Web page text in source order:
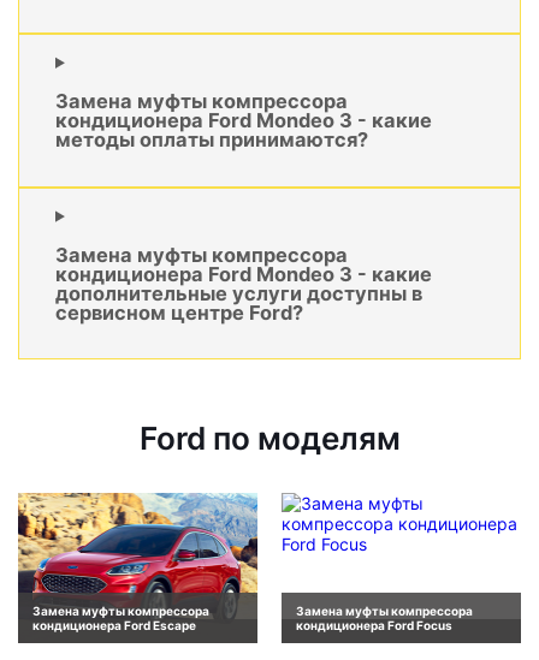
Замена муфты компрессора
кондиционера Ford Mondeo 3 - какие
методы оплаты принимаются?
Замена муфты компрессора
кондиционера Ford Mondeo 3 - какие
дополнительные услуги доступны в
сервисном центре Ford?
Ford по моделям
Замена муфты компрессора
кондиционера Ford Escape
Замена муфты компрессора
кондиционера Ford Focus